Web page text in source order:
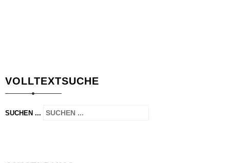
VOLLTEXTSUCHE
SUCHEN ...